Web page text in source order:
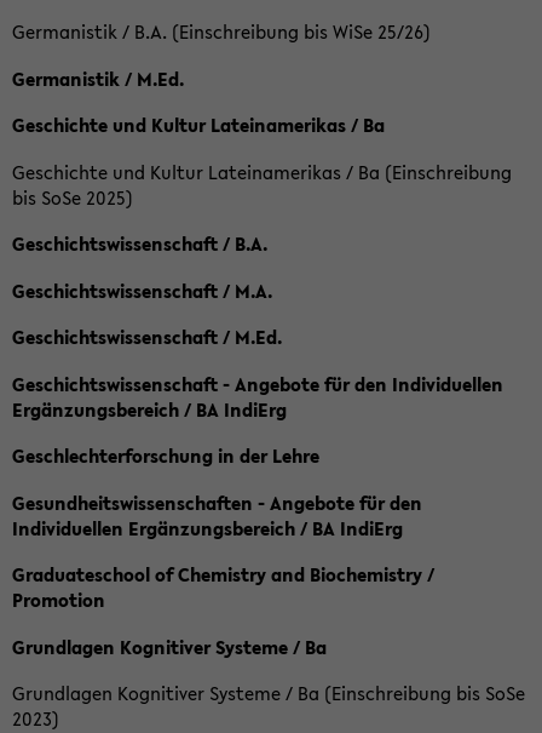
Germanistik / B.A. (Einschreibung bis WiSe 25/26)
Germanistik / M.Ed.
Geschichte und Kultur Lateinamerikas / Ba
Geschichte und Kultur Lateinamerikas / Ba (Einschreibung
bis SoSe 2025)
Geschichtswissenschaft / B.A.
Geschichtswissenschaft / M.A.
Geschichtswissenschaft / M.Ed.
Geschichtswissenschaft - Angebote für den Individuellen
Ergänzungsbereich / BA IndiErg
Geschlechterforschung in der Lehre
Gesundheitswissenschaften - Angebote für den
Individuellen Ergänzungsbereich / BA IndiErg
Graduateschool of Chemistry and Biochemistry /
Promotion
Grundlagen Kognitiver Systeme / Ba
Grundlagen Kognitiver Systeme / Ba (Einschreibung bis SoSe
2023)